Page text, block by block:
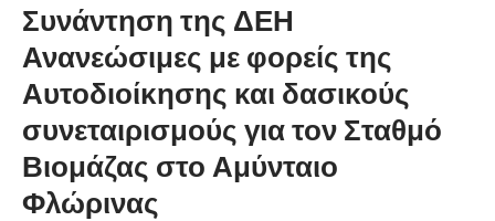
Συνάντηση της ΔΕΗ
Ανανεώσιμες με φορείς της
Αυτοδιοίκησης και δασικούς
συνεταιρισμούς για τον Σταθμό
Βιομάζας στο Αμύνταιο
Φλώρινας